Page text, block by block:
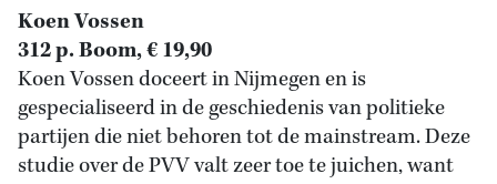
Koen Vossen
312 p. Boom, € 19,90
Koen Vossen doceert in Nijmegen en is
gespecialiseerd in de geschiedenis van politieke
partijen die niet behoren tot de mainstream. Deze
studie over de PVV valt zeer toe te juichen, want